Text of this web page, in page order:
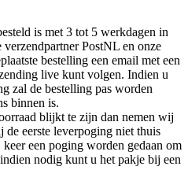
is met 3 tot 5 werkdagen in
PostNL en onze
bestelling een email met een
live kunt volgen. Indien u
zal de bestelling pas worden
binnen is.
blijkt te zijn dan nemen wij
eerste leverpoging niet thuis
een poging worden gedaan om
nodig kunt u het pakje bij een